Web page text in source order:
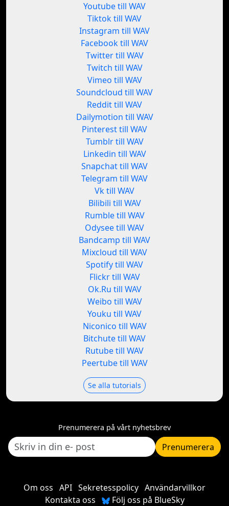
Youtube till WAV
Tiktok till WAV
Instagram till WAV
Facebook till WAV
Twitter till WAV
Twitch till WAV
Vimeo till WAV
Soundcloud till WAV
Reddit till WAV
Dailymotion till WAV
Pinterest till WAV
Tumblr till WAV
Linkedin till WAV
Snapchat till WAV
Telegram till WAV
Vk till WAV
Bilibili till WAV
Rumble till WAV
Odysee till WAV
Bandcamp till WAV
Mixcloud till WAV
Spotify till WAV
Flickr till WAV
Ok.Ru till WAV
Weibo till WAV
Youku till WAV
Niconico till WAV
Bitchute till WAV
Rutube till WAV
Peertube till WAV
Se alla tutorials
Prenumerera på vårt nyhetsbrev
Prenumerera
Om oss API Sekretesspolicy Användarvillkor
Kontakta oss
Följ oss på BlueSky